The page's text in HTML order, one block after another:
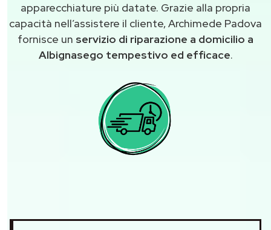
apparecchiature più datate. Grazie alla propria
capacità nell’assistere il cliente, Archimede Padova
fornisce un servizio di riparazione a domicilio a
Albignasego tempestivo ed efficace.